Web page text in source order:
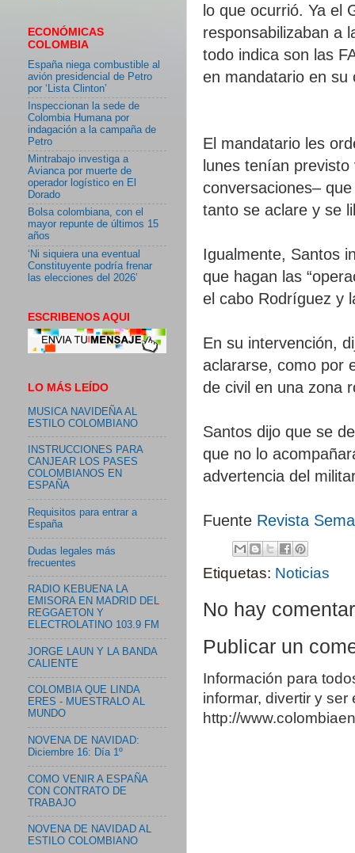
lo que ocurrió. Ya el
responsabilizaban a
todo indica son las
en mandatario en su
El mandatario les
lunes tenían
conversaciones–
tanto se aclare y se
Igualmente, Santos
que hagan las
el cabo Rodríguez y
En su intervención,
aclararse, como por
de civil en una zona
Santos dijo que se
que no lo
advertencia del
Fuente Revista
Etiquetas: Noticias
No hay
Publicar un
Información para
informar, divertir y
http://
ECONÓMICAS
COLOMBIA
España niega combustible al
avión presidencial de Petro
por ‘Lista Clinton’
Inspeccionan la sede de
Colombia Humana por
indagación a la campaña de
Petro
Mintrabajo investiga a
Avianca por muerte de
operador logístico en El
Dorado
Bolsa colombiana, con el
mayor repunte de últimos 15
años
‘Ni siquiera una eventual
Constituyente podría frenar
las elecciones del 2026’
ESCRIBENOS AQUI
LO MÁS LEÍDO
MUSICA NAVIDEÑA AL
ESTILO COLOMBIANO
INSTRUCCIONES PARA
CANJEAR LOS PASES
COLOMBIANOS EN
ESPAÑA
Requisitos para entrar a
España
Dudas legales más
frecuentes
RADIO KEBUENA LA
EMISORA EN MADRID DEL
REGGAETON Y
ELECTROLATINO 103.9 FM
JORGE LAUN Y LA BANDA
CALIENTE
COLOMBIA QUE LINDA
ERES - MUESTRALO AL
MUNDO
NOVENA DE NAVIDAD:
Diciembre 16: Día 1º
COMO VENIR A ESPAÑA
CON CONTRATO DE
TRABAJO
NOVENA DE NAVIDAD AL
ESTILO COLOMBIANO